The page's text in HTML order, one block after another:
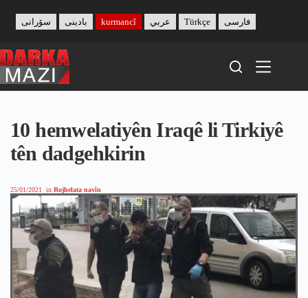
content
بادینی سۆرانی kurmancî عربي Türkçe فارسی
10 hemwelatiyên Iraqê li Tirkiyê
tên dadgehkirin
25/01/2021 in Rojhelata navîn